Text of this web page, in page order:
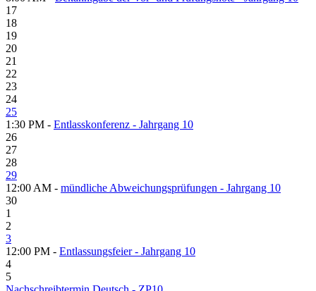
17
18
19
20
21
22
23
24
25
1:30 PM - Entlasskonferenz - Jahrgang 10
26
27
28
29
12:00 AM - mündliche Abweichungsprüfungen - Jahrgang 10
30
1
2
3
12:00 PM - Entlassungsfeier - Jahrgang 10
4
5